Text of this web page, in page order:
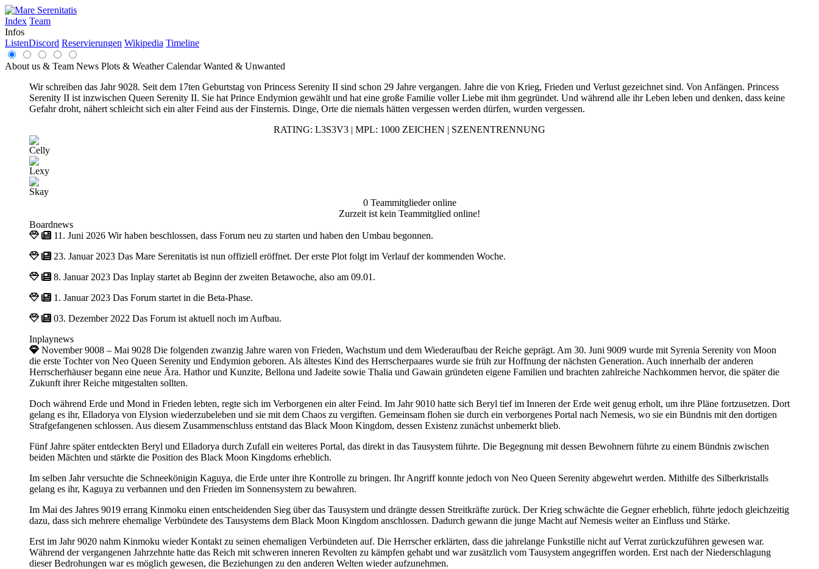
Index Team
Infos
ListenDiscord Reservierungen Wikipedia Timeline
About us & Team News Plots & WeatherCalendarWanted & Unwanted
Wir schreiben das Jahr 9028. Seit dem 17ten Geburtstag von Princess Serenity II sind schon 29 Jahre vergangen. Jahre die von Krieg, Frieden und Verlust gezeichnet sind. Von Anfängen. Princess
Serenity II ist inzwischen Queen Serenity II. Sie hat Prince Endymion gewählt und hat eine große Familie voller Liebe mit ihm gegründet. Und während alle ihr Leben leben und denken, dass keine
Gefahr droht, nähert schleicht sich ein alter Feind aus der Finsternis. Dinge, Orte die niemals hätten vergessen werden dürfen, wurden vergessen.
RATING: L3S3V3 | MPL: 1000 ZEICHEN | SZENENTRENNUNG
Celly
Lexy
Skay
0 Teammitglieder online
Zurzeit ist kein Teammitglied online!
Boardnews
11. Juni 2026 Wir haben beschlossen, dass Forum neu zu starten und haben den Umbau begonnen.
23. Januar 2023 Das Mare Serenitatis ist nun offiziell eröffnet. Der erste Plot folgt im Verlauf der kommenden Woche.
8. Januar 2023 Das Inplay startet ab Beginn der zweiten Betawoche, also am 09.01.
1. Januar 2023 Das Forum startet in die Beta-Phase.
03. Dezember 2022 Das Forum ist aktuell noch im Aufbau.
Inplaynews
November 9008 – Mai 9028 Die folgenden zwanzig Jahre waren von Frieden, Wachstum und dem Wiederaufbau der Reiche geprägt. Am 30. Juni 9009 wurde mit Syrenia Serenity von Moon
die erste Tochter von Neo Queen Serenity und Endymion geboren. Als ältestes Kind des Herrscherpaares wurde sie früh zur Hoffnung der nächsten Generation. Auch innerhalb der anderen
Herrscherhäuser begann eine neue Ära. Hathor und Kunzite, Bellona und Jadeite sowie Thalia und Gawain gründeten eigene Familien und brachten zahlreiche Nachkommen hervor, die später die
Zukunft ihrer Reiche mitgestalten sollten.
Doch während Erde und Mond in Frieden lebten, regte sich im Verborgenen ein alter Feind. Im Jahr 9010 hatte sich Beryl tief im Inneren der Erde weit genug erholt, um ihre Pläne fortzusetzen. Dort
gelang es ihr, Elladorya von Elysion wiederzubeleben und sie mit dem Chaos zu vergiften. Gemeinsam flohen sie durch ein verborgenes Portal nach Nemesis, wo sie ein Bündnis mit den dortigen
Strafgefangenen schlossen. Aus diesem Zusammenschluss entstand das Black Moon Kingdom, dessen Existenz zunächst unbemerkt blieb.
Fünf Jahre später entdeckten Beryl und Elladorya durch Zufall ein weiteres Portal, das direkt in das Tausystem führte. Die Begegnung mit dessen Bewohnern führte zu einem Bündnis zwischen
beiden Mächten und stärkte die Position des Black Moon Kingdoms erheblich.
Im selben Jahr versuchte die Schneekönigin Kaguya, die Erde unter ihre Kontrolle zu bringen. Ihr Angriff konnte jedoch von Neo Queen Serenity abgewehrt werden. Mithilfe des Silberkristalls
gelang es ihr, Kaguya zu verbannen und den Frieden im Sonnensystem zu bewahren.
Im Mai des Jahres 9019 errang Kinmoku einen entscheidenden Sieg über das Tausystem und drängte dessen Streitkräfte zurück. Der Krieg schwächte die Gegner erheblich, führte jedoch gleichzeitig
dazu, dass sich mehrere ehemalige Verbündete des Tausystems dem Black Moon Kingdom anschlossen. Dadurch gewann die junge Macht auf Nemesis weiter an Einfluss und Stärke.
Erst im Jahr 9020 nahm Kinmoku wieder Kontakt zu seinen ehemaligen Verbündeten auf. Die Herrscher erklärten, dass die jahrelange Funkstille nicht auf Verrat zurückzuführen gewesen war.
Während der vergangenen Jahrzehnte hatte das Reich mit schweren inneren Revolten zu kämpfen gehabt und war zusätzlich vom Tausystem angegriffen worden. Erst nach der Niederschlagung
dieser Bedrohungen war es möglich gewesen, die Beziehungen zu den anderen Welten wieder aufzunehmen.